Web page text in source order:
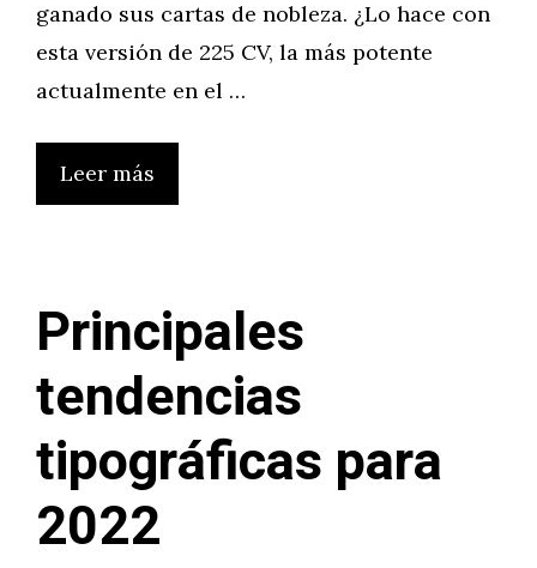
ganado sus cartas de nobleza. ¿Lo hace con
esta versión de 225 CV, la más potente
actualmente en el …
Leer más
Principales
tendencias
tipográficas para
2022